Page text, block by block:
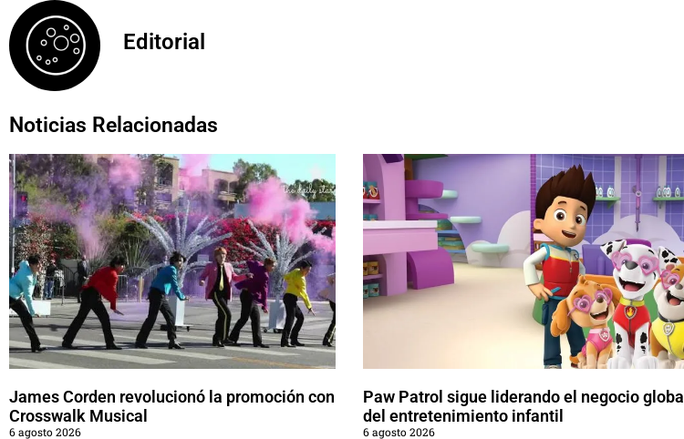
Editorial
Noticias Relacionadas
James Corden revolucionó la promoción con
Crosswalk Musical
6 agosto 2026
Paw Patrol sigue liderando el negocio global
del entretenimiento infantil
6 agosto 2026